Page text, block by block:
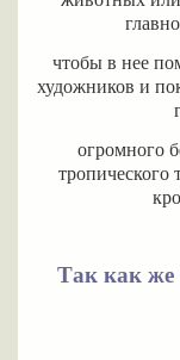
чтобы в нее
художников и
огромного
тропического
Так как же